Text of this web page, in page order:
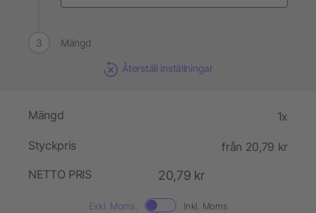
Mängd
Återställ inställningar
Mängd 1x
Styckpris
från 20,79 kr
NETTO PRIS
20,79 kr
Exkl. Moms. Inkl. Moms